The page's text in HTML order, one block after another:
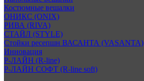
Костюмные вешалки
ОНИКС (ONIX)
РИВА (RIVA)
СТАЙЛ (STYLE)
Стойки ресепшн ВАСАНТА (VASANTA)
Инновация
Р-ЛАЙН (R-line)
Р-ЛАЙН СОФТ (R-line soft)